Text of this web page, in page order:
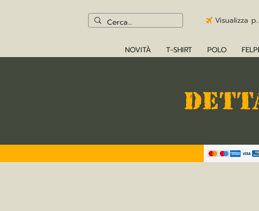
NOVITÀ T-SHIRT POLO